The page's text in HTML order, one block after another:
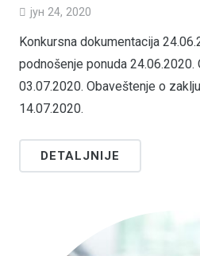
јун 24, 2020
Konkursna dokumentacija
podnošenje ponuda
03.07.2020. Obaveštenje o
14.07.2020.
DETALJNIJE